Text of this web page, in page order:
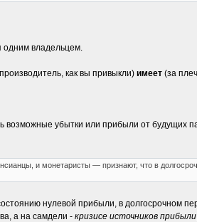
одним владельцем.
как вы привыкли) имеет (за
возможные убытки или прибыли от будущих
и монетаристы — признают, что в
нулевой прибыли, в долгосрочном
а на самдели - кризисе источников прибыли